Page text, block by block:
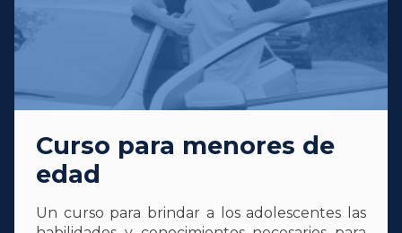
Curso para menores de
edad
Un curso para brindar a los adolescentes las